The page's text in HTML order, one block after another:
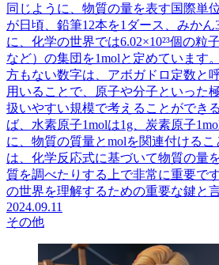
同じように、物質の量を表す国際単
が日頃、鉛筆12本を1ダース、みかん
に、化学の世界では6.02×10²³個の粒
など）の集団を1molと定めています
方もない数字は、アボガドロ定数と
用いることで、原子や分子といった
扱いやすい規模で考えることができ
ば、水素原子1molは1g、炭素原子
に、物質の質量とmolを関連付ける
は、化学反応式に基づいて物質の量
質を調べたりする上で非常に重要で
の世界を理解するための重要な鍵と
2024.09.11
その他